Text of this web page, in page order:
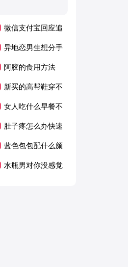
微信支付宝回应追
查个人收款码 4 年
数据传言
异地恋男生想分手
的前兆
阿胶的食用方法
新买的高帮鞋穿不
进去
女人吃什么早餐不
容易胖
肚子疼怎么办快速
止疼最有效
蓝色包包配什么颜
色衣服好看
水瓶男对你没感觉